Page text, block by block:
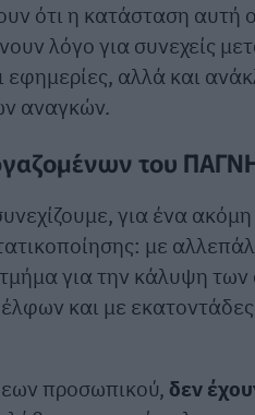
ότι η κατάσταση αυτή
λόγο για συνεχείς
εφημερίες, αλλά και
αναγκών.
του
για ένα
με
για την κάλυψη
και με
προσωπικού, δεν